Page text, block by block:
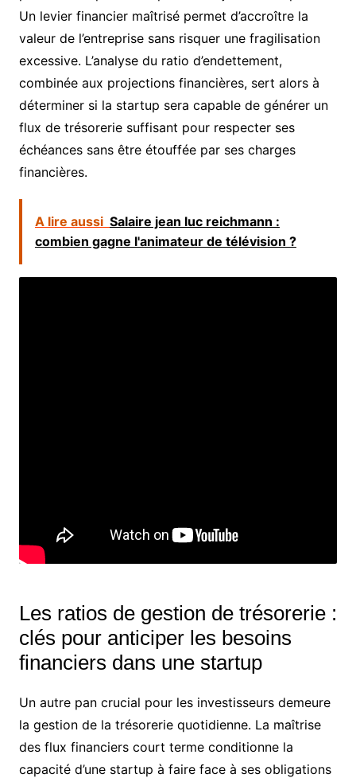
Un levier financier maîtrisé permet d’accroître la
valeur de l’entreprise sans risquer une fragilisation
excessive. L’analyse du ratio d’endettement,
combinée aux projections financières, sert alors à
déterminer si la startup sera capable de générer un
flux de trésorerie suffisant pour respecter ses
échéances sans être étouffée par ses charges
financières.
A lire aussi Salaire jean luc reichmann :
combien gagne l'animateur de télévision ?
Les ratios de gestion de trésorerie :
clés pour anticiper les besoins
financiers dans une startup
Un autre pan crucial pour les investisseurs demeure
la gestion de la trésorerie quotidienne. La maîtrise
des flux financiers court terme conditionne la
capacité d’une startup à faire face à ses obligations